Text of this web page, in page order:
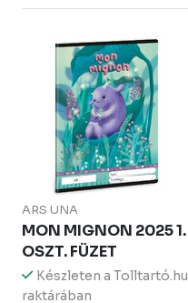
ARS UNA
MON MIGNON 2025 1.
OSZT. FÜZET
Készleten a Tolltartó.hu
raktárában